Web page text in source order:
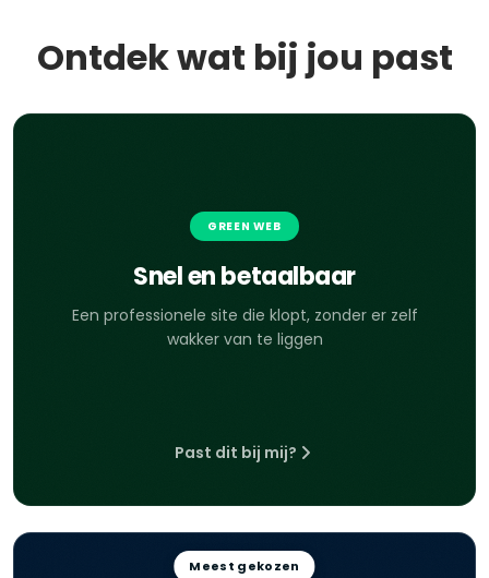
Ontdek wat bij jou past
GREEN WEB
Snel en betaalbaar
Een professionele site die klopt, zonder er zelf
wakker van te liggen
Past dit bij mij?
Meest gekozen